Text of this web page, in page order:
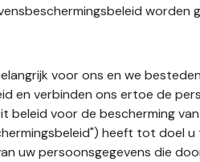
worden
voor ons en we
en verbinden ons ertoe de
beleid voor de bescherming
heeft tot doel
uw persoonsgegevens die